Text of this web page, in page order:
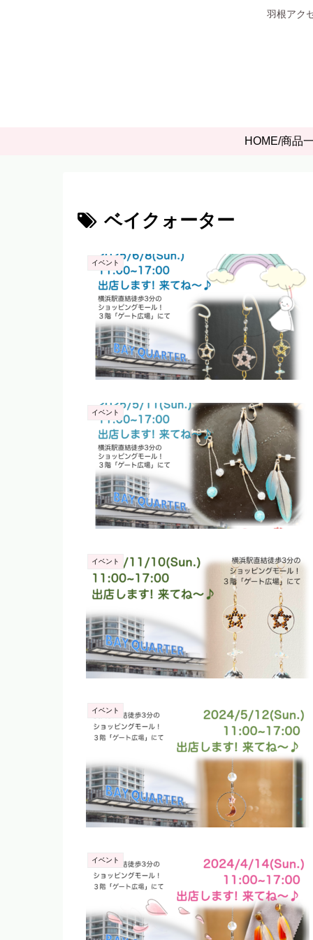
羽根アク
HOME/商品
ベイクォーター
イベント
イベント
イベント
イベント
イベント